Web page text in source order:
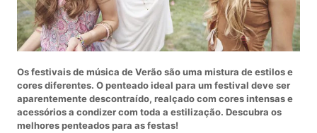
Os festivais de música de Verão são uma mistura de estilos e
cores diferentes. O penteado ideal para um festival deve ser
aparentemente descontraído, realçado com cores intensas e
acessórios a condizer com toda a estilização. Descubra os
melhores penteados para as festas!